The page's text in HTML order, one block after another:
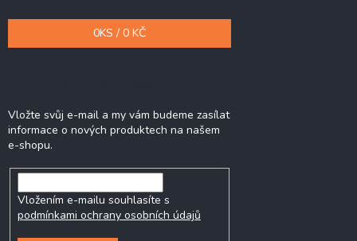
0KS / 0 KČ
Vložte svůj e-mail a my vám budeme zasílat
informace o nových produktech na našem
e-shopu.
Vložením e-mailu souhlasíte s
podmínkami ochrany osobních údajů